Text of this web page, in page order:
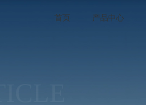
首页 产品中心